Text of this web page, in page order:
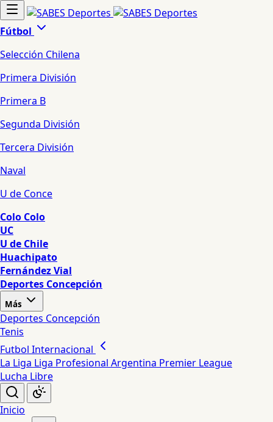
Fútbol
Selección Chilena
Primera División
Primera B
Segunda División
Tercera División
Naval
U de Conce
Colo Colo
UC
U de Chile
Huachipato
Fernández Vial
Deportes Concepción
Más
Deportes Concepción
Tenis
Futbol Internacional
La Liga Liga Profesional Argentina Premier League
Lucha Libre
Inicio